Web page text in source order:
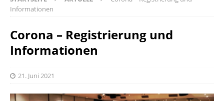
Informationen
Corona – Registrierung und
Informationen
21. Juni 2021